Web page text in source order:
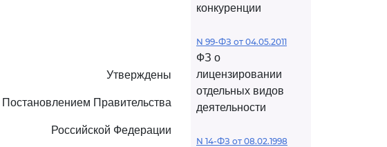
Утверждены
Постановлением Правительства
Российской Федерации
конкуренции
N 99-ФЗ от 04.05.2011
ФЗ о
лицензировании
отдельных видов
деятельности
N 14-ФЗ от 08.02.1998